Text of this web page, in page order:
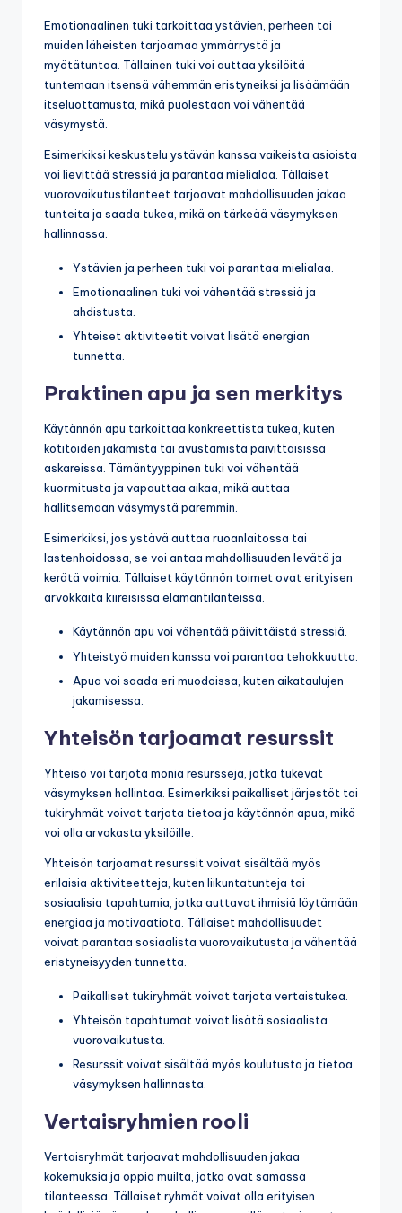
Emotionaalinen tuki tarkoittaa ystävien, perheen tai
muiden läheisten tarjoamaa ymmärrystä ja
myötätuntoa. Tällainen tuki voi auttaa yksilöitä
tuntemaan itsensä vähemmän eristyneiksi ja lisäämään
itseluottamusta, mikä puolestaan voi vähentää
väsymystä.
Esimerkiksi keskustelu ystävän kanssa vaikeista asioista
voi lievittää stressiä ja parantaa mielialaa. Tällaiset
vuorovaikutustilanteet tarjoavat mahdollisuuden jakaa
tunteita ja saada tukea, mikä on tärkeää väsymyksen
hallinnassa.
Ystävien ja perheen tuki voi parantaa mielialaa.
Emotionaalinen tuki voi vähentää stressiä ja
ahdistusta.
Yhteiset aktiviteetit voivat lisätä energian
tunnetta.
Praktinen apu ja sen merkitys
Käytännön apu tarkoittaa konkreettista tukea, kuten
kotitöiden jakamista tai avustamista päivittäisissä
askareissa. Tämäntyyppinen tuki voi vähentää
kuormitusta ja vapauttaa aikaa, mikä auttaa
hallitsemaan väsymystä paremmin.
Esimerkiksi, jos ystävä auttaa ruoanlaitossa tai
lastenhoidossa, se voi antaa mahdollisuuden levätä ja
kerätä voimia. Tällaiset käytännön toimet ovat erityisen
arvokkaita kiireisissä elämäntilanteissa.
Käytännön apu voi vähentää päivittäistä stressiä.
Yhteistyö muiden kanssa voi parantaa tehokkuutta.
Apua voi saada eri muodoissa, kuten aikataulujen
jakamisessa.
Yhteisön tarjoamat resurssit
Yhteisö voi tarjota monia resursseja, jotka tukevat
väsymyksen hallintaa. Esimerkiksi paikalliset järjestöt tai
tukiryhmät voivat tarjota tietoa ja käytännön apua, mikä
voi olla arvokasta yksilöille.
Yhteisön tarjoamat resurssit voivat sisältää myös
erilaisia aktiviteetteja, kuten liikuntatunteja tai
sosiaalisia tapahtumia, jotka auttavat ihmisiä löytämään
energiaa ja motivaatiota. Tällaiset mahdollisuudet
voivat parantaa sosiaalista vuorovaikutusta ja vähentää
eristyneisyyden tunnetta.
Paikalliset tukiryhmät voivat tarjota vertaistukea.
Yhteisön tapahtumat voivat lisätä sosiaalista
vuorovaikutusta.
Resurssit voivat sisältää myös koulutusta ja tietoa
väsymyksen hallinnasta.
Vertaisryhmien rooli
Vertaisryhmät tarjoavat mahdollisuuden jakaa
kokemuksia ja oppia muilta, jotka ovat samassa
tilanteessa. Tällaiset ryhmät voivat olla erityisen